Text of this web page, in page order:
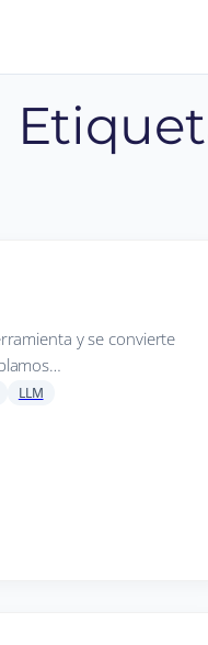
y se convierte
LLM